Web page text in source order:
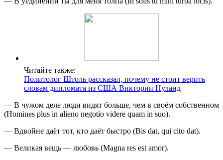
Читайте также:
Политолог Штоль рассказал, почему не стоит верить
словам дипломата из США Виктории Нуланд
— В чужом деле люди видят больше, чем в своём собственном
(Homines plus in alieno negotio videre quam in suo).
— Вдвойне даёт тот, кто даёт быстро (Bis dat, qui cito dat).
— Великая вещь — любовь (Magna res est amor).